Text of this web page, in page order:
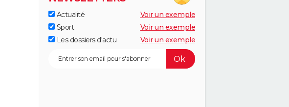
Actualité
Voir un exemple
Sport
Voir un exemple
Les dossiers d'actu
Voir un exemple